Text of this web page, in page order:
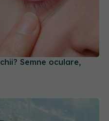
Semne oculare,